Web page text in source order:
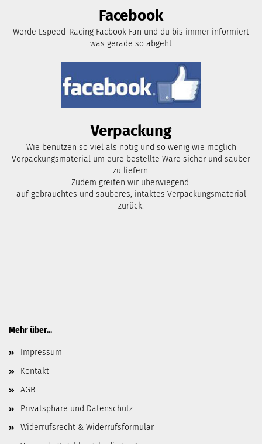
Facebook
Werde Lspeed-Racing Facbook Fan und du bis immer informiert
was gerade so abgeht
Verpackung
Wie benutzen so viel als nötig und so wenig wie möglich
Verpackungsmaterial um eure bestellte Ware sicher und sauber
zu liefern.
Zudem greifen wir überwiegend
auf gebrauchtes und sauberes, intaktes Verpackungsmaterial
zurück.
Mehr über...
Impressum
Kontakt
AGB
Privatsphäre und Datenschutz
Widerrufsrecht & Widerrufsformular